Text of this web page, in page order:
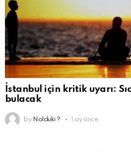
İstanbul için kritik uyarı:
bulacak
by Nolduki ? 1 ay önce